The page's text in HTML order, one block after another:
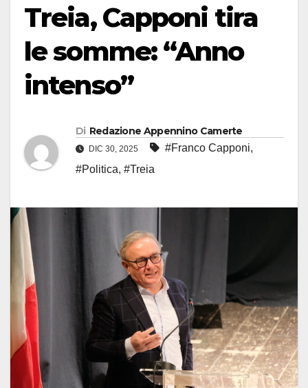
Treia, Capponi tira
le somme: “Anno
intenso”
Di Redazione Appennino Camerte
DIC 30, 2025 #Franco Capponi,
#Politica, #Treia